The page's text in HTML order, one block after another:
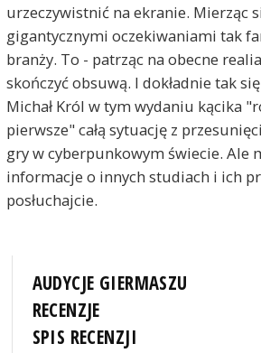
urzeczywistnić na ekranie. Mierząc
gigantycznymi oczekiwaniami tak
branży. To - patrząc na obecne
skończyć obsuwą. I dokładnie tak
Michał Król w tym wydaniu kącika
pierwsze" całą sytuację z
gry w cyberpunkowym świecie. Ale
informacje o innych studiach i ich
posłuchajcie.
AUDYCJE GIERMASZU
RECENZJE
SPIS RECENZJI